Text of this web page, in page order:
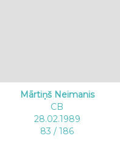
Mārtiņš Neimanis
CB
28.02.1989
83 / 186